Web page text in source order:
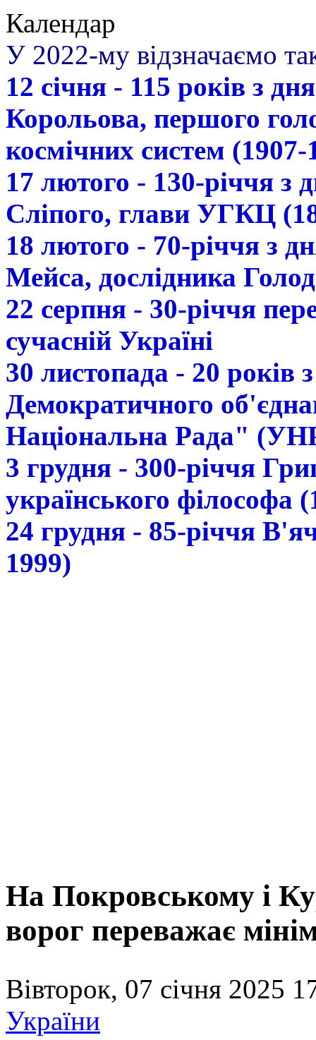
Календар
У 2022-му відзначаємо
12 січня - 115 років з
Корольова, першого
космічних систем (1907-
17 лютого - 130-річчя з
Сліпого, глави УГКЦ
18 лютого - 70-річчя з
Мейса, дослідника
22 серпня - 30-річчя
сучасній Україні
30 листопада - 20 років
Демократичного
Національна Рада"
3 грудня - 300-річчя
українського філософа
24 грудня - 85-річчя
1999)
На Покровському і
ворог переважає
Вівторок, 07 січня 2025
України